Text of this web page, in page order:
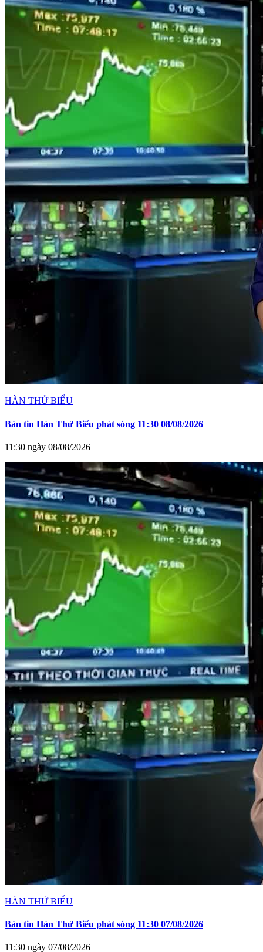
HÀN THỬ BIỂU
Bản tin Hàn Thử Biểu phát sóng 11:30 08/08/2026
11:30 ngày 08/08/2026
HÀN THỬ BIỂU
Bản tin Hàn Thử Biểu phát sóng 11:30 07/08/2026
11:30 ngày 07/08/2026